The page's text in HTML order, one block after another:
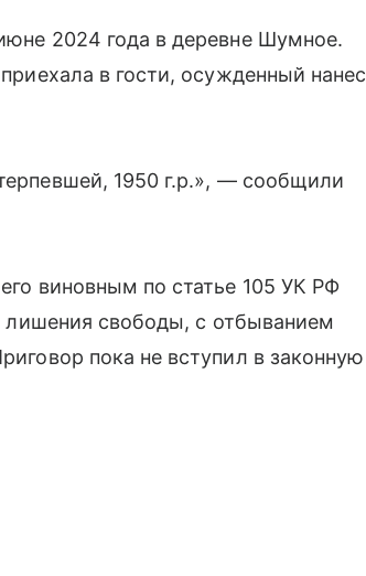
2024 года в деревне Шумное.
в гости, осужденный нанес
1950 г.р.», — сообщили
виновным по статье 105 УК РФ
лишения свободы, с отбыванием
пока не вступил в законную